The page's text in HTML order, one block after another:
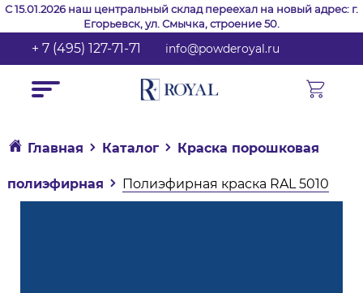
С 15.01.2026 наш центральный склад переехал на новый адрес: г.
Егорьевск, ул. Смычка, строение 50.
+ 7 (495) 127-71-71 info@powderoyal.ru
Главная Каталог Краска порошковая
полиэфирная Полиэфирная краска RAL 5010